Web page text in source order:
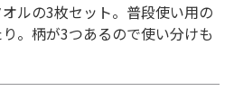
ルの3枚セット。普段使い用の
。柄が3つあるので使い分けも